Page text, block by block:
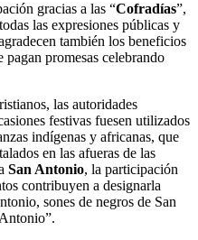
gracias a las “Cofradías”,
las expresiones públicas y
también los beneficios
promesas celebrando
las autoridades
festivas fuesen utilizados
indígenas y africanas, que
en las afueras de las
San Antonio, la participación
contribuyen a designarla
sones de negros de San